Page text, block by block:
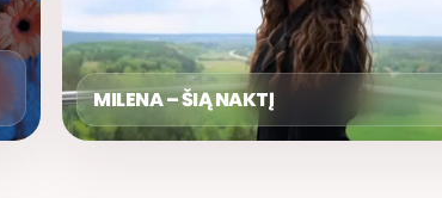
MILENA – ŠIĄ NAKTĮ